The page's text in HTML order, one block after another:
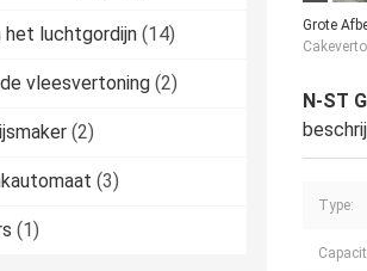
het luchtgordijn (14)
vleesvertoning (2)
(2)
(3)
(1)
Grote
N-ST
Type: